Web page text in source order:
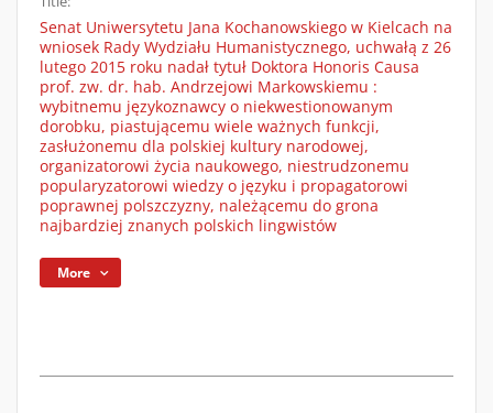
Senat Uniwersytetu Jana Kochanowskiego w Kielcach na
wniosek Rady Wydziału Humanistycznego, uchwałą z 26
lutego 2015 roku nadał tytuł Doktora Honoris Causa
prof. zw. dr. hab. Andrzejowi Markowskiemu :
wybitnemu językoznawcy o niekwestionowanym
dorobku, piastującemu wiele ważnych funkcji,
zasłużonemu dla polskiej kultury narodowej,
organizatorowi życia naukowego, niestrudzonemu
popularyzatorowi wiedzy o języku i propagatorowi
poprawnej polszczyzny, należącemu do grona
najbardziej znanych polskich lingwistów
More